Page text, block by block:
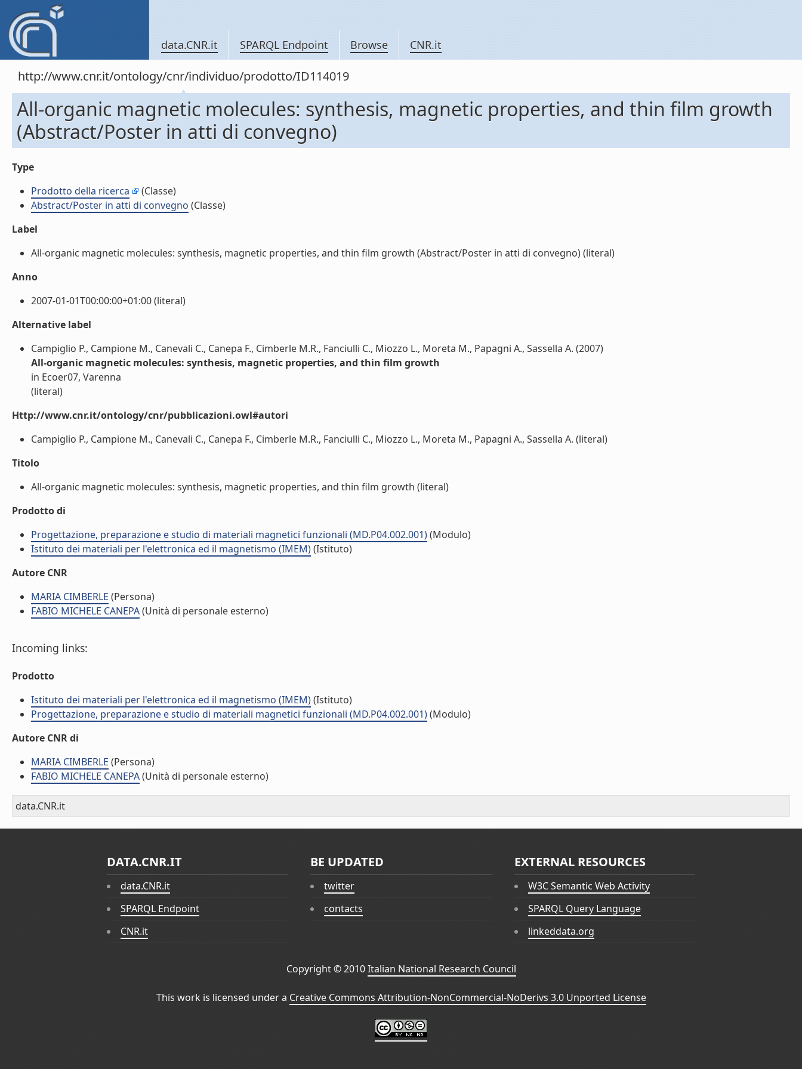
data.CNR.it SPARQL Endpoint Browse CNR.it
http://www.cnr.it/ontology/cnr/individuo/prodotto/ID114019
All-organic magnetic molecules: synthesis, magnetic properties, and thin film growth
(Abstract/Poster in atti di convegno)
Type
Prodotto della ricerca
(Classe)
Abstract/Poster in atti di convegno (Classe)
Label
All-organic magnetic molecules: synthesis, magnetic properties, and thin film growth (Abstract/Poster in atti di convegno) (literal)
Anno
2007-01-01T00:00:00+01:00 (literal)
Alternative label
Campiglio P., Campione M., Canevali C., Canepa F., Cimberle M.R., Fanciulli C., Miozzo L., Moreta M., Papagni A., Sassella A. (2007)
All-organic magnetic molecules: synthesis, magnetic properties, and thin film growth
in Ecoer07, Varenna
(literal)
Http://www.cnr.it/ontology/cnr/pubblicazioni.owl#autori
Campiglio P., Campione M., Canevali C., Canepa F., Cimberle M.R., Fanciulli C., Miozzo L., Moreta M., Papagni A., Sassella A. (literal)
Titolo
All-organic magnetic molecules: synthesis, magnetic properties, and thin film growth (literal)
Prodotto di
Progettazione, preparazione e studio di materiali magnetici funzionali (MD.P04.002.001)(Modulo)
Istituto dei materiali per l'elettronica ed il magnetismo (IMEM)(Istituto)
Autore CNR
MARIA CIMBERLE (Persona)
FABIO MICHELE CANEPA(Unità di personale esterno)
Incoming links:
Prodotto
Istituto dei materiali per l'elettronica ed il magnetismo (IMEM)(Istituto)
Progettazione, preparazione e studio di materiali magnetici funzionali (MD.P04.002.001)(Modulo)
Autore CNR di
MARIA CIMBERLE (Persona)
FABIO MICHELE CANEPA(Unità di personale esterno)
data.CNR.it
DATA.CNR.IT
data.CNR.it
SPARQL Endpoint
CNR.it
BE UPDATED
twitter
contacts
EXTERNAL RESOURCES
W3C Semantic Web Activity
SPARQL Query Language
linkeddata.org
Copyright © 2010Italian National Research Council
This work is licensed under a Creative Commons Attribution-NonCommercial-NoDerivs 3.0 Unported License